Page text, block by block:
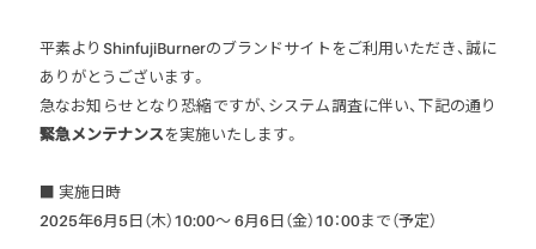
灯油式バーナー
プロパンガス式
マルチバーナー
アクセサリー
平素よりShinfujiBurnerのブランドサイトをご利用いただき、誠に
ありがとうございます。
急なお知らせとなり恐縮ですが、システム調査に伴い、下記の通り
緊急メンテナンスを実施いたします。
■ 実施日時
2025年6月5日（木）10:00〜 6月6日（金）10：00まで（予定）